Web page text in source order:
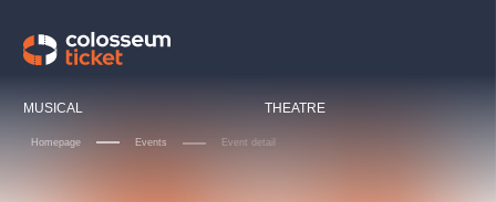
MUSICAL THEATRE
Homepage Events Event detail